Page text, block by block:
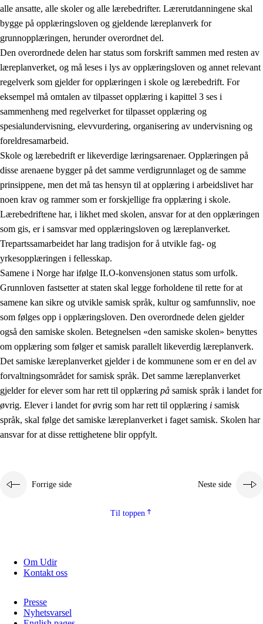
alle ansatte, alle skoler og alle lærebedrifter. Lærerutdanningene skal
bygge på opplæringsloven og gjeldende læreplanverk for
grunnopplæringen, herunder overordnet del.
Den overordnede delen har status som forskrift sammen med resten av
læreplanverket, og må leses i lys av opplæringsloven og annet relevant
regelverk som gjelder for opplæringen i skole og lærebedrift. For
eksempel må omtalen av tilpasset opplæring i kapittel 3 ses i
sammenheng med regelverket for tilpasset opplæring og
spesialundervisning, elevvurdering, organisering av undervisning og
foreldresamarbeid.
Skole og lærebedrift er likeverdige læringsarenaer. Opplæringen på
disse arenaene bygger på det samme verdigrunnlaget og de samme
prinsippene, men det må tas hensyn til at opplæring i arbeidslivet har
noen krav og rammer som er forskjellige fra opplæring i skole.
Lærebedriftene har, i likhet med skolen, ansvar for at den opplæringen
som gis, er i samsvar med opplæringsloven og læreplanverket.
Trepartssamarbeidet har lang tradisjon for å utvikle fag- og
yrkesopplæringen i fellesskap.
Samene i Norge har ifølge ILO-konvensjonen status som urfolk.
Grunnloven fastsetter at staten skal legge forholdene til rette for at
samene kan sikre og utvikle samisk språk, kultur og samfunnsliv, noe
som følges opp i opplæringsloven. Den overordnede delen gjelder
også den samiske skolen. Betegnelsen «den samiske skolen» benyttes
om opplæring som følger et samisk parallelt likeverdig læreplanverk.
Det samiske læreplanverket gjelder i de kommunene som er en del av
forvaltningsområdet for samisk språk. Det samme læreplanverket
gjelder for elever som har rett til opplæring på samisk språk i landet for
øvrig. Elever i landet for øvrig som har rett til opplæring i samisk
språk, skal følge det samiske læreplanverket i faget samisk. Skolen har
ansvar for at disse rettighetene blir oppfylt.
Forrige side Neste side
Til toppen
Om Udir
Kontakt oss
Presse
Nyhetsvarsel